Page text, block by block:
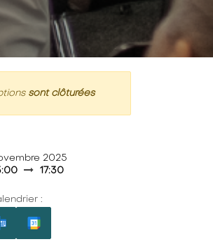
sont clôturées
2025
17:30
: